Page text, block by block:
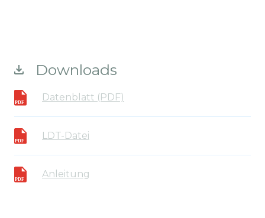
Downloads
Datenblatt (PDF)
LDT-Datei
Anleitung